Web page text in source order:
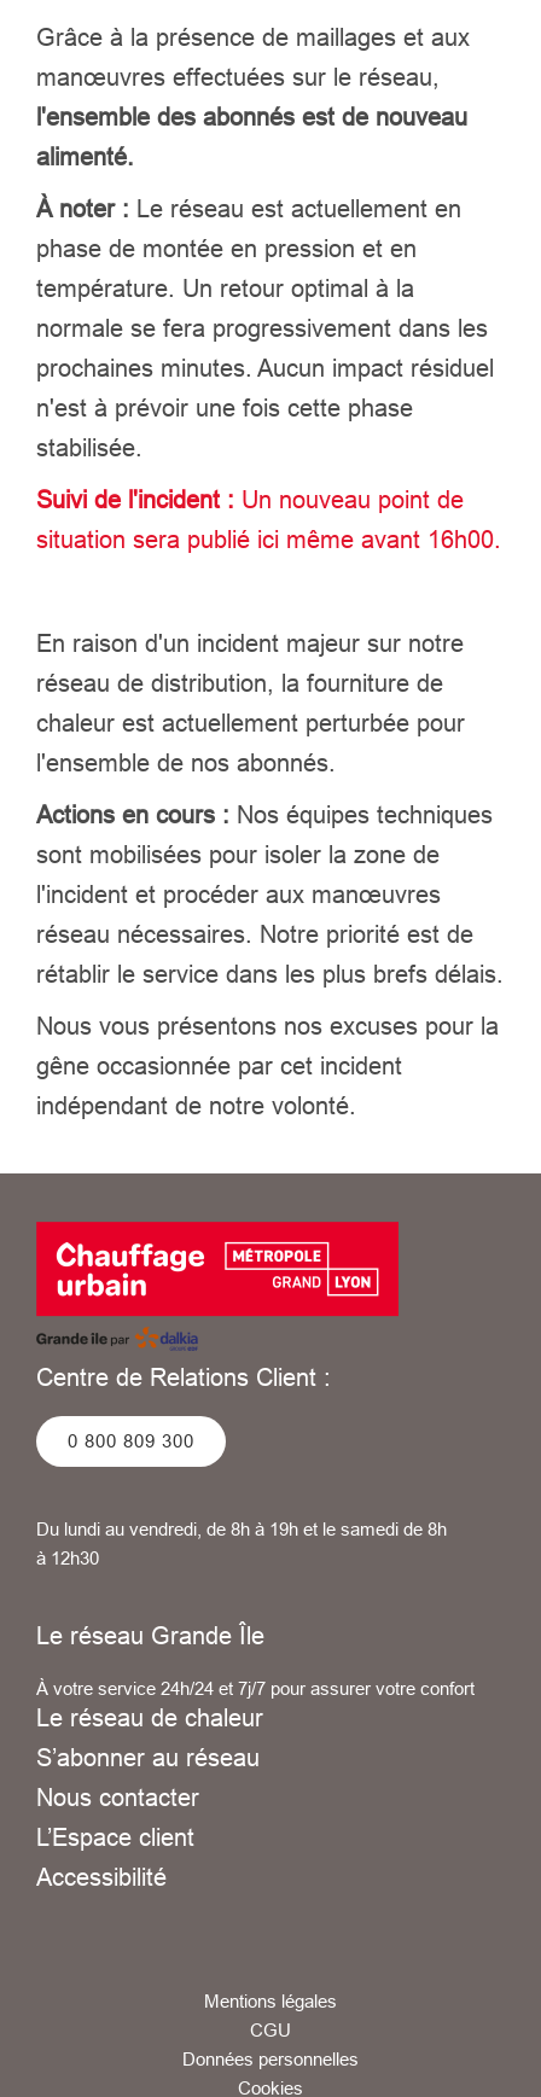
Grâce à la présence de maillages et aux
manœuvres effectuées sur le réseau,
l'ensemble des abonnés est de nouveau
alimenté.
À noter : Le réseau est actuellement en
phase de montée en pression et en
température. Un retour optimal à la
normale se fera progressivement dans les
prochaines minutes. Aucun impact résiduel
n'est à prévoir une fois cette phase
stabilisée.
Suivi de l'incident : Un nouveau point de
situation sera publié ici même avant 16h00.
En raison d'un incident majeur sur notre
réseau de distribution, la fourniture de
chaleur est actuellement perturbée pour
l'ensemble de nos abonnés.
Actions en cours : Nos équipes techniques
sont mobilisées pour isoler la zone de
l'incident et procéder aux manœuvres
réseau nécessaires. Notre priorité est de
rétablir le service dans les plus brefs délais.
Nous vous présentons nos excuses pour la
gêne occasionnée par cet incident
indépendant de notre volonté.
Centre de Relations Client :
0 800 809 300
Du lundi au vendredi, de 8h à 19h et le samedi de 8h
à 12h30
Le réseau Grande Île
À votre service 24h/24 et 7j/7 pour assurer votre confort
Le réseau de chaleur
S’abonner au réseau
Nous contacter
L’Espace client
Accessibilité
Mentions légales
CGU
Données personnelles
Cookies